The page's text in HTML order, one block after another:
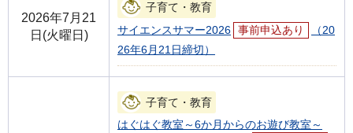
2026年7月21
日(火曜日)
子育て・教育
サイエンスサマー2026 事前申込あり
（20
26年6月21日締切）
子育て・教育
はぐはぐ教室～6か月からのお遊び教室～